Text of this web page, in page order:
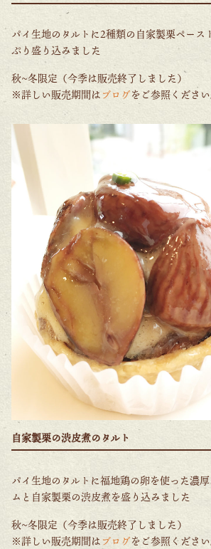
パイ生地のタルトに2種類の自家製栗ペース
ぷり盛り込みました
秋~冬限定（今季は販売終了しました）
※詳しい販売期間はブログをご参照ください
自家製栗の渋皮煮のタルト
パイ生地のタルトに福地鶏の卵を使った濃
ムと自家製栗の渋皮煮を盛り込みました
秋~冬限定（今季は販売終了しました）
※詳しい販売期間はブログをご参照ください